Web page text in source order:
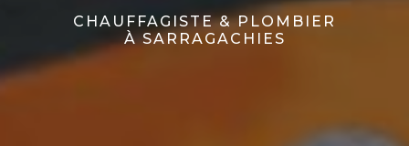
CHAUFFAGISTE & PLOMBIER
À SARRAGACHIES